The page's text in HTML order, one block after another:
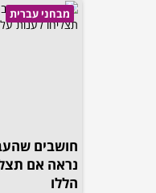
מבחני עברית
חושבים
נראה אם
הללו